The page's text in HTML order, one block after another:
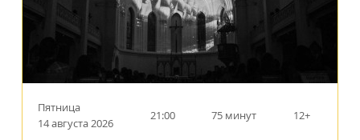
Пятница
14 августа 2026
21:00 75 минут 12+